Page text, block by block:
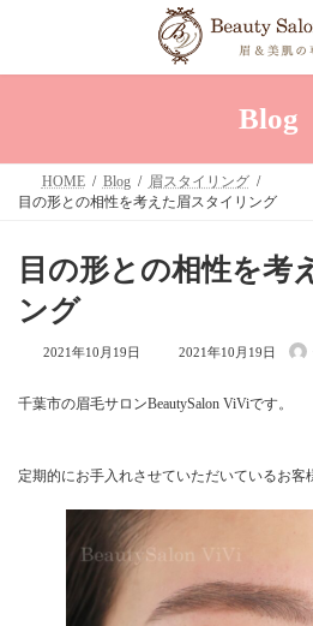
Blog
HOME Blog
眉スタイリング
目の形との相性を考えた眉スタイリング
目の形との相性を考
ング
2021年10月19日
最
新
日
2021年10月19日
千葉市の眉毛サロンBeautySalon ViViです。
定期的にお手入れさせていただいているお客